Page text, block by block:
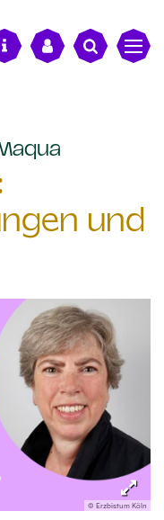
und
© Erzbistum Köln